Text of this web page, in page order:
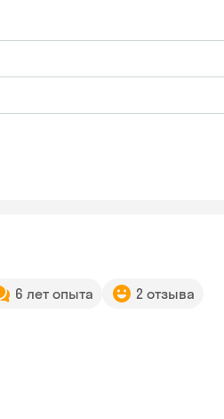
6 лет опыта 2 отзыва